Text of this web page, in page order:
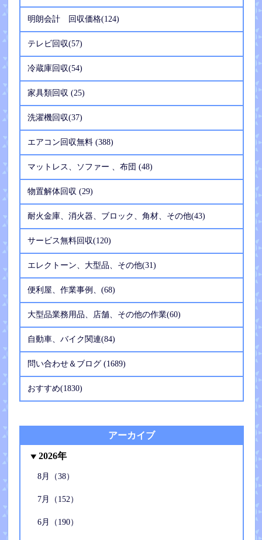
明朗会計 回収価格(124)
テレビ回収(57)
冷蔵庫回収(54)
家具類回収 (25)
洗濯機回収(37)
エアコン回収無料 (388)
マットレス、ソファー 、布団 (48)
物置解体回収 (29)
耐火金庫、消火器、ブロック、角材、その他(43)
サービス無料回収(120)
エレクトーン、大型品、その他(31)
便利屋、作業事例、(68)
大型品業務用品、店舗、その他の作業(60)
自動車、バイク関連(84)
問い合わせ＆ブログ (1689)
おすすめ(1830)
アーカイブ
2026年
8月（38）
7月（152）
6月（190）